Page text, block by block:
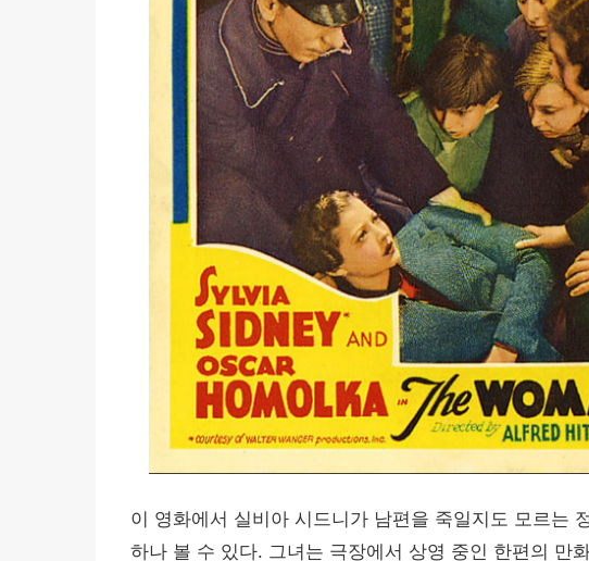
이 영화에서 실비아 시드니가 남편을 죽일지도 모르는
하나 볼 수 있다. 그녀는 극장에서 상영 중인 한편의 만